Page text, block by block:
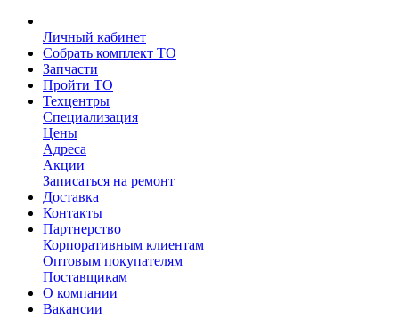
Личный кабинет
Собрать комплект ТО
Запчасти
Пройти ТО
Техцентры
Специализация
Цены
Адреса
Акции
Записаться на ремонт
Доставка
Контакты
Партнерство
Корпоративным клиентам
Оптовым покупателям
Поставщикам
О компании
Вакансии